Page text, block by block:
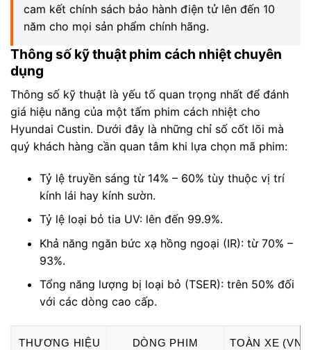
cam kết chính sách bảo hành điện tử lên đến 10
năm cho mọi sản phẩm chính hãng.
Thông số kỹ thuật phim cách nhiệt chuyên
dụng
Thông số kỹ thuật là yếu tố quan trọng nhất để đánh
giá hiệu năng của một tấm phim cách nhiệt cho
Hyundai Custin. Dưới đây là những chỉ số cốt lõi mà
quý khách hàng cần quan tâm khi lựa chọn mã phim:
Tỷ lệ truyền sáng từ 14% – 60% tùy thuộc vị trí
kính lái hay kính sườn.
Tỷ lệ loại bỏ tia UV: lên đến 99.9%.
Khả năng ngăn bức xạ hồng ngoại (IR): từ 70% –
93%.
Tổng năng lượng bị loại bỏ (TSER): trên 50% đối
với các dòng cao cấp.
THƯƠNG HIỆU DÒNG PHIM TOÀN XE